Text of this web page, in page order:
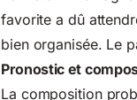
favorite a dû
bien organisée. Le
Pronostic et
La composition